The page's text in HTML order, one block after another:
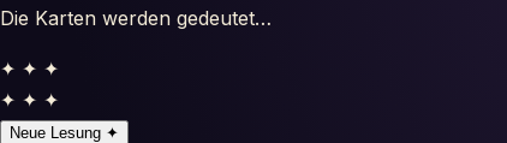
Die Karten werden gedeutet…
✦ ✦ ✦
✦ ✦ ✦
Neue Lesung ✦